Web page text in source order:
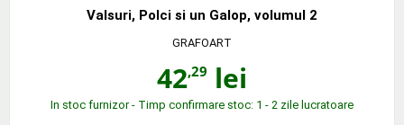
Valsuri, Polci si un Galop, volumul 2
GRAFOART
42,29 lei
In stoc furnizor - Timp confirmare stoc: 1 - 2 zile lucratoare